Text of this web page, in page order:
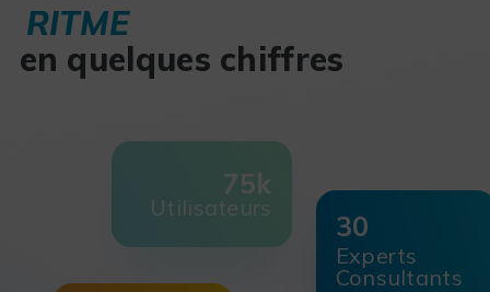
RITME
en quelques chiffres
75k
Utilisateurs
30
Experts
Consultants